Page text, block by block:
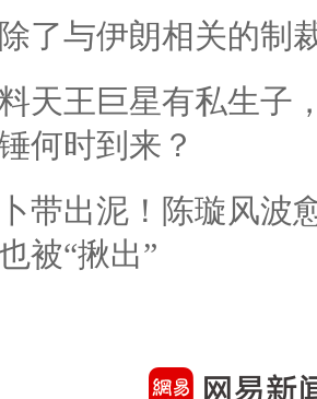
了与伊朗相关的制
天王巨星有私生子
何时到来？
带出泥！陈璇风波
被“揪出”